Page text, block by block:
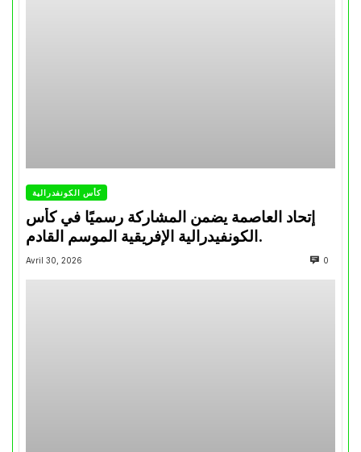
كأس الكونفدرالية
إتحاد العاصمة يضمن المشاركة رسميًا في كأس
الكونفيدرالية الإفريقية الموسم القادم.
Avril 30, 2026 0